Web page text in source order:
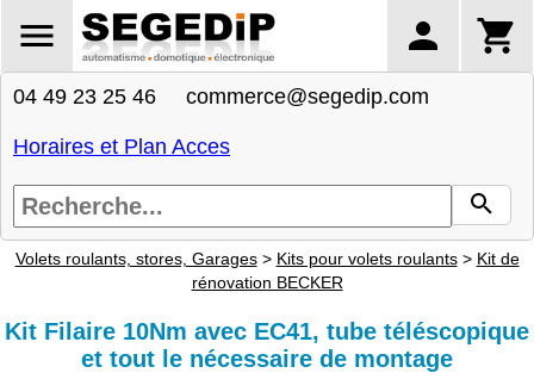
04 49 23 25 46 commerce@segedip.com
Horaires et Plan Acces
Volets roulants, stores, Garages> Kits pour volets roulants> Kit de
rénovation BECKER
Kit Filaire 10Nm avec EC41, tube téléscopique
et tout le nécessaire de montage